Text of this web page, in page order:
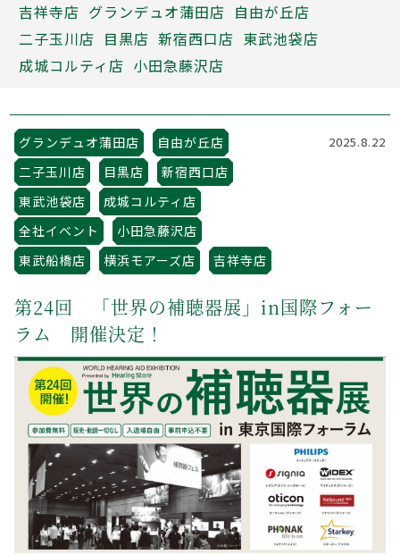
吉祥寺店 グランデュオ蒲田店 自由が丘店
二子玉川店 目黒店 新宿西口店 東武池袋店
成城コルティ店 小田急藤沢店
グランデュオ蒲田店
自由が丘店
二子玉川店
目黒店
新宿西口店
東武池袋店
成城コルティ店
全社イベント
小田急藤沢店
東武船橋店
横浜モアーズ店 吉祥寺店
2025.8.22
第24回 「世界の補聴器展」in国際フォー
ラム 開催決定！